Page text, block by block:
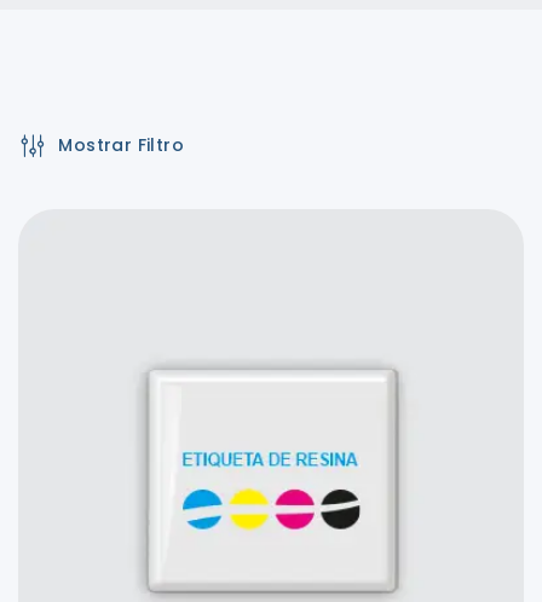
Mostrar Filtro